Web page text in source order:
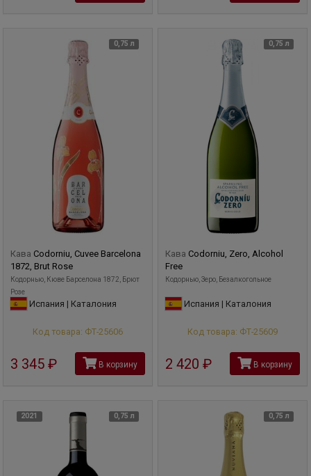
0,75 л
Кава Codorniu, Cuvee Barcelona
1872, Brut Rose
Кодорнью, Кюве Барселона 1872, Брют
Розе
Испания | Каталония
Код товара: ФТ-25606
3 345 руб В корзину
0,75 л
Кава Codorniu, Zero, Alcohol
Free
Кодорнью, Зеро, Безалкогольное
Испания | Каталония
Код товара: ФТ-25609
2 420 руб В корзину
2021 0,75 л 0,75 л